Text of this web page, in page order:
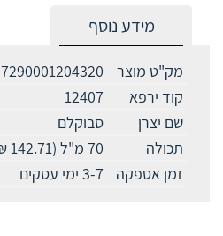
מידע נוסף
מק"ט מוצר
7290001204320
קוד ירפא
12407
שם יצרן
סבוקלם
תכולה
70 מ"ל (142.71 ₪ ל-100 מ"ל)
זמן אספקה
3-7 ימי עסקים